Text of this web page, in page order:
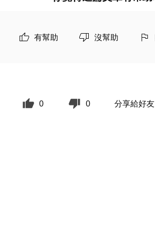
有幫助 沒幫助
0 0 分享給好友